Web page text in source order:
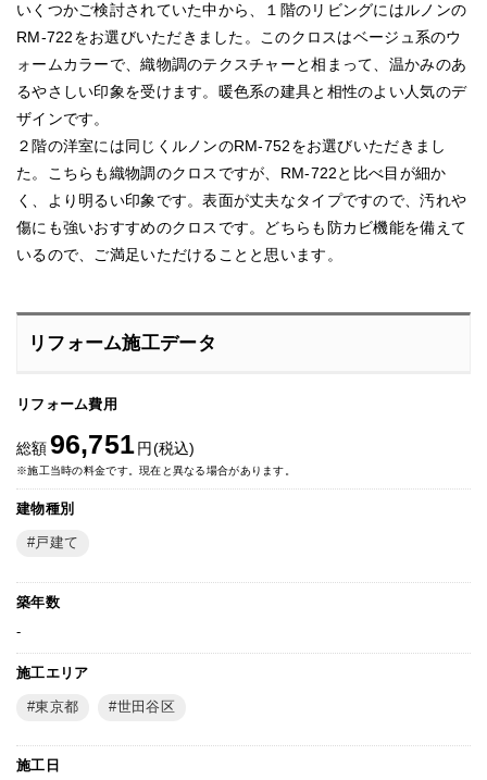
いくつかご検討されていた中から、１階のリビングにはルノンの
RM-722をお選びいただきました。このクロスはベージュ系のウ
ォームカラーで、織物調のテクスチャーと相まって、温かみのあ
るやさしい印象を受けます。暖色系の建具と相性のよい人気のデ
ザインです。
２階の洋室には同じくルノンのRM-752をお選びいただきまし
た。こちらも織物調のクロスですが、RM-722と比べ目が細か
く、より明るい印象です。表面が丈夫なタイプですので、汚れや
傷にも強いおすすめのクロスです。どちらも防カビ機能を備えて
いるので、ご満足いただけることと思います。
リフォーム施工データ
リフォーム費用
総額96,751円(税込)
※施工当時の料金です。現在と異なる場合があります。
建物種別
戸建て
築年数
-
施工エリア
東京都 世田谷区
施工日